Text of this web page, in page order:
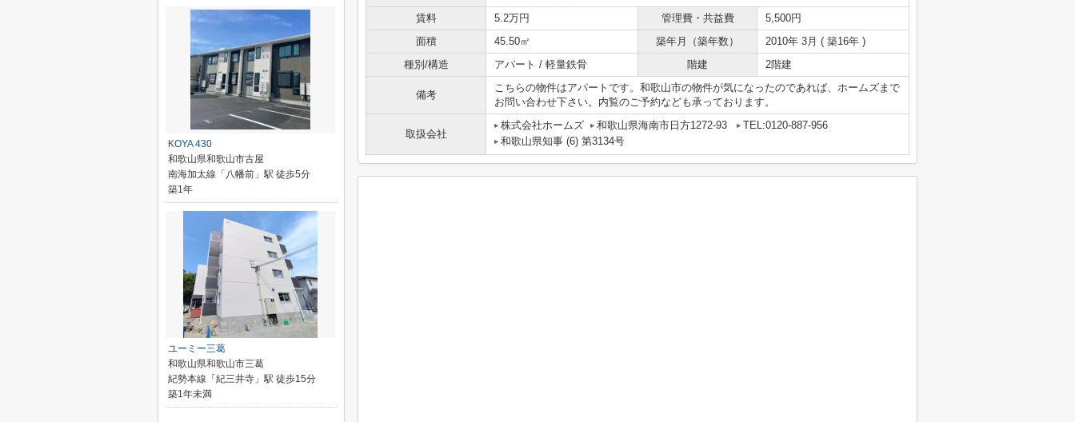
賃料 5.2万円 管理費・共益費
5,500円
面積
45.50㎡ 築年月（築年数）
2010年 3月 ( 築16年 )
種別/構造
アパート / 軽量鉄骨 階建 2階建
備考
こちらの物件はアパートです。和歌山市の物件が気になったのであれば、ホームズまで
お問い合わせ下さい。内覧のご予約なども承っております。
取扱会社
株式会社ホームズ 和歌山県海南市日方1272-93
TEL:0120-887-956
和歌山県知事 (6) 第3134号
KOYA 430
和歌山県和歌山市古屋
南海加太線「八幡前」駅 徒歩5分
築1年
ユーミー三葛
和歌山県和歌山市三葛
紀勢本線「紀三井寺」駅 徒歩15分
築1年未満